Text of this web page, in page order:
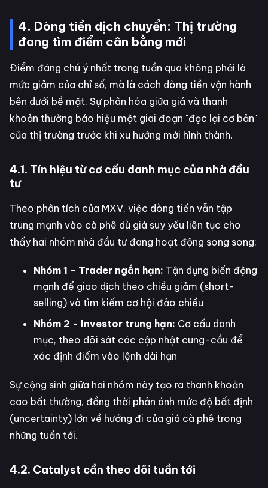
4. Dòng tiền dịch chuyển: Thị trường
đang tìm điểm cân bằng mới
Điểm đáng chú ý nhất trong tuần qua không phải là
mức giảm của chỉ số, mà là cách dòng tiền vận hành
bên dưới bề mặt. Sự phân hóa giữa giá và thanh
khoản thường báo hiệu một giai đoạn "đọc lại cơ bản"
của thị trường trước khi xu hướng mới hình thành.
4.1. Tín hiệu từ cơ cấu danh mục của nhà đầu
tư
Theo phân tích của MXV, việc dòng tiền vẫn tập
trung mạnh vào cà phê dù giá suy yếu liên tục cho
thấy hai nhóm nhà đầu tư đang hoạt động song song:
Nhóm 1 - Trader ngắn hạn: Tận dụng biến động
mạnh để giao dịch theo chiều giảm (short-
selling) và tìm kiếm cơ hội đảo chiều
Nhóm 2 - Investor trung hạn: Cơ cấu danh
mục, theo dõi sát các cập nhật cung-cầu để
xác định điểm vào lệnh dài hạn
Sự cộng sinh giữa hai nhóm này tạo ra thanh khoản
cao bất thường, đồng thời phản ánh mức độ bất định
(uncertainty) lớn về hướng đi của giá cà phê trong
những tuần tới.
4.2. Catalyst cần theo dõi tuần tới